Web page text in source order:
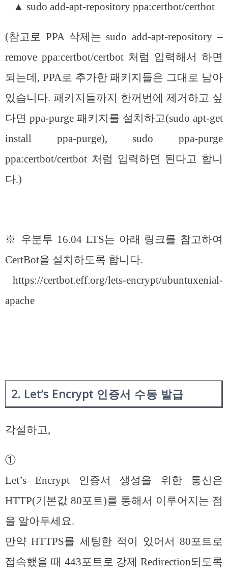
▲ sudo add-apt-repository ppa:certbot/certbot
(참고로 PPA 삭제는 sudo add-apt-repository –
remove ppa:certbot/certbot 처럼 입력해서 하면
되는데, PPA로 추가한 패키지들은 그대로 남아
있습니다. 패키지들까지 한꺼번에 제거하고 싶
다면 ppa-purge 패키지를 설치하고(sudo apt-get
install ppa-purge), sudo ppa-purge
ppa:certbot/certbot 처럼 입력하면 된다고 합니
다.)
※ 우분투 16.04 LTS는 아래 링크를 참고하여
CertBot을 설치하도록 합니다.
https://certbot.eff.org/lets-encrypt/ubuntuxenial-
apache
2. Let’s Encrypt 인증서 수동 발급
각설하고,
①
Let’s Encrypt 인증서 생성을 위한 통신은
HTTP(기본값 80포트)를 통해서 이루어지는 점
을 알아두세요.
만약 HTTPS를 세팅한 적이 있어서 80포트로
접속했을 때 443포트로 강제 Redirection되도록